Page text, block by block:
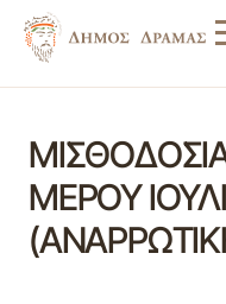
ΜΕΡΟΥ